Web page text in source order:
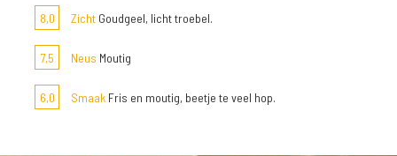
8,0
Zicht Goudgeel, licht troebel.
7,5 Neus Moutig
6,0 Smaak Fris en moutig, beetje te veel hop.